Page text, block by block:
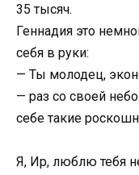
35 тысяч.
Геннадия это
себя в руки:
— Ты молодец,
— раз со своей
себе такие
Я, Ир, люблю тебя